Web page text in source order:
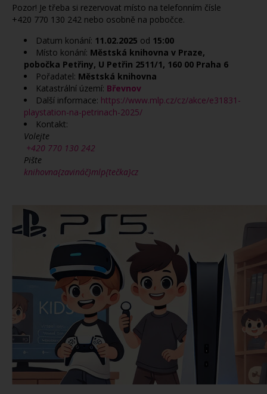
Pozor! Je třeba si rezervovat místo na telefonním čísle
+420 770 130 242 nebo osobně na pobočce.
Datum konání: 11.02.2025 od 15:00
Místo konání: Městská knihovna v Praze,
pobočka Petřiny, U Petřin 2511/1, 160 00 Praha 6
Pořadatel: Městská knihovna
Katastrální území: Břevnov
Další informace: https://www.mlp.cz/cz/akce/e31831-
playstation-na-petrinach-2025/
Kontakt:
Volejte
+420 770 130 242
Pište
knihovna{zavináč}mlp{tečka}cz